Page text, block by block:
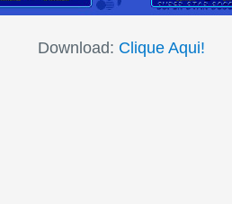
Download: Clique Aqui!